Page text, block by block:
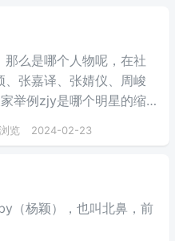
么是哪个人物呢，在社
张嘉译、张婧仪、周峻
举例zjy是哪个明星的缩
览 2024-02-23
（杨颖），也叫北鼻，前